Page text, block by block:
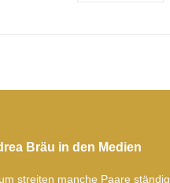
Bräu in den Medien
streiten manche Paare ständig